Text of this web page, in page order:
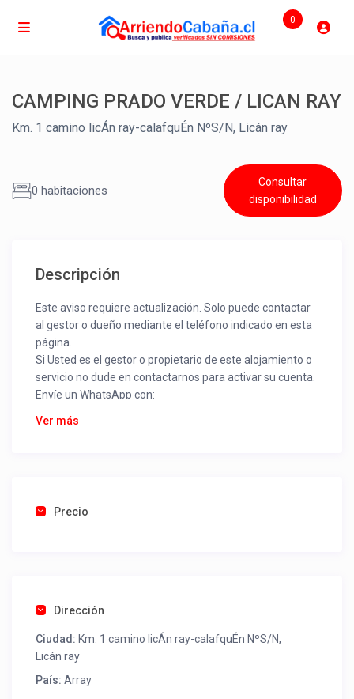
0
CAMPING PRADO VERDE / LICAN RAY
Km. 1 camino licÁn ray-calafquÉn NºS/N, Licán ray
0 habitaciones
Consultar
disponibilidad
Descripción
Este aviso requiere actualización. Solo puede contactar
al gestor o dueño mediante el teléfono indicado en esta
página.
Si Usted es el gestor o propietario de este alojamiento o
servicio no dude en contactarnos para activar su cuenta.
Envíe un WhatsApp con:
Nombre alojamiento o servicio
Una foto de cuenta de luz o agua o gas que acredite
como un profesional sin COMISIONES ni ESTAFAS.
Tel contacto propiedad:(56) 993131036
Ver más
Precio
Dirección
Ciudad: Km. 1 camino licÁn ray-calafquÉn NºS/N,
Licán ray
País: Array